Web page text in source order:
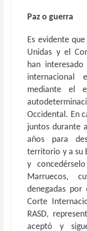
Paz o guerra
Es evidente
Unidas y el
han
mediante el
Occidental. En
juntos durante
años para
territorio y a su
y
Marruecos,
denegadas
Corte
RASD,
aceptó y